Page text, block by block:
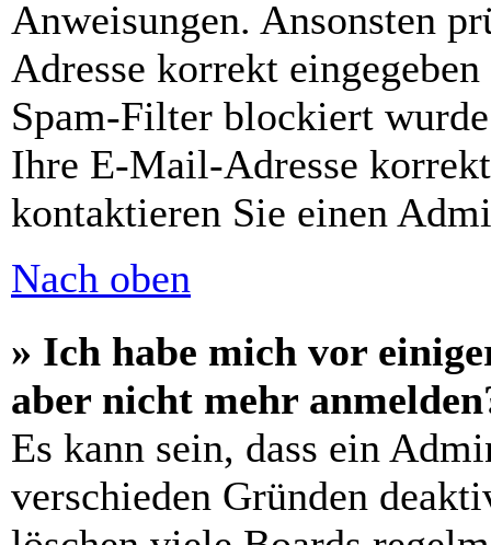
Anweisungen. Ansonsten
Adresse korrekt
Spam-Filter blockiert
Ihre E-Mail-Adresse
kontaktieren Sie einen
Nach oben
» Ich habe mich vor
aber nicht mehr
Es kann sein, dass ein
verschieden Gründen